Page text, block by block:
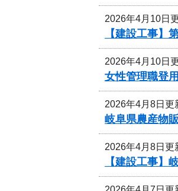
2026年4月10日
【建設工事】
2026年4月10日
女性管理職登
2026年4月8日更
岐阜県農産物
2026年4月8日更
【建設工事】